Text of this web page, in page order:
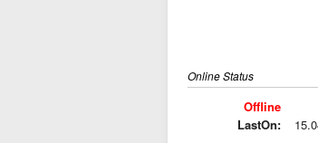
Online Status
Offline
LastOn: